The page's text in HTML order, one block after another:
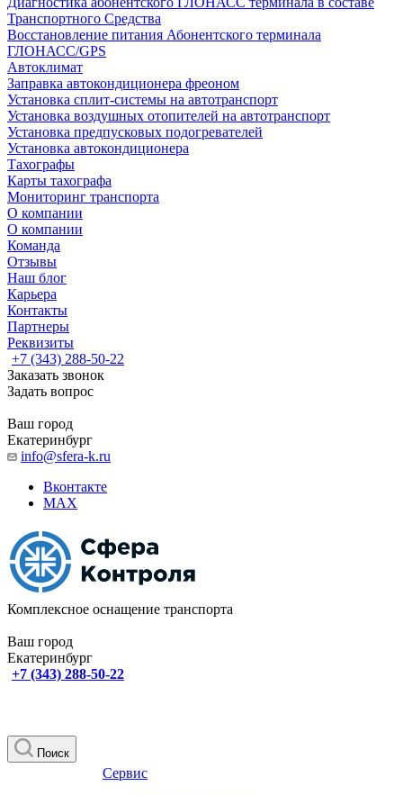
Транспортного Средства
Восстановление питания Абонентского терминала
ГЛОНАСС/GPS
Автоклимат
Заправка автокондиционера фреоном
Установка сплит-системы на автотранспорт
Установка воздушных отопителей на автотранспорт
Установка предпусковых подогревателей
Установка автокондиционера
Тахографы
Карты тахографа
Мониторинг транспорта
О компании
О компании
Команда
Отзывы
Наш блог
Карьера
Контакты
Партнеры
Реквизиты
+7 (343) 288-50-22
Заказать звонок
Задать вопрос
Ваш город
Екатеринбург
info@sfera-k.ru
Вконтакте
MAX
Комплексное оснащение транспорта
Ваш город
Екатеринбург
+7 (343) 288-50-22
Поиск
Сервис